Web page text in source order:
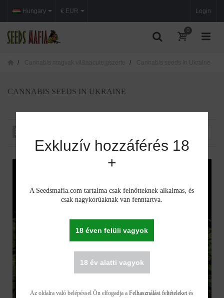
Hungary Login
€ EUR
0
CANNABIS SEEDS IN UKRAINE
Exkluzív hozzáférés 18
+
A Seedsmafia.com tartalma csak felnőtteknek alkalmas, és
csak nagykorúaknak van fenntartva.
18 éven felüli vagyok
18 év alatti vagyok
Az oldalra való belépéssel Ön elfogadja aFelhasználási feltételeket és